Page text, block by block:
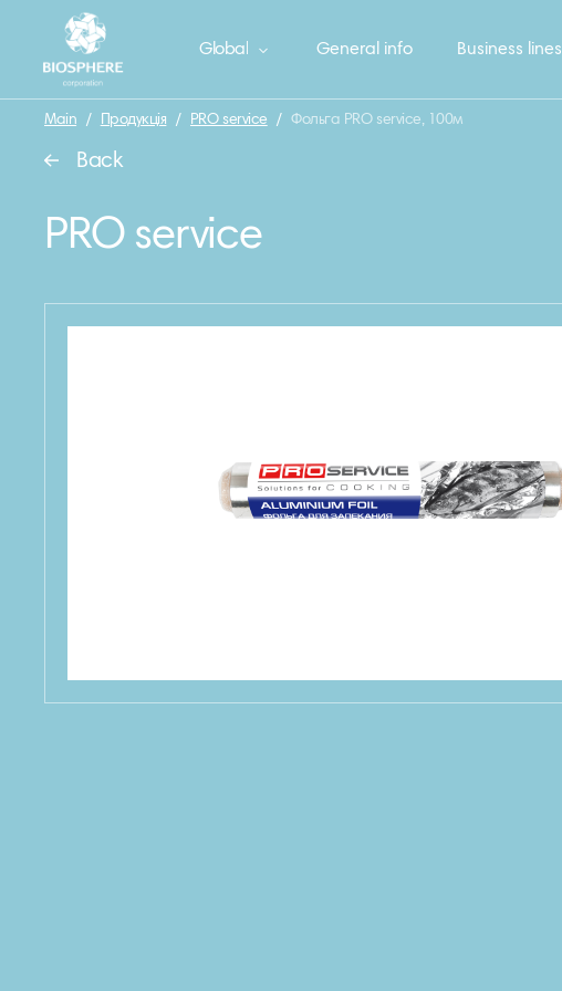
General info Business lines
Global
Main / Продукція / PRO service / Фольга PRO service, 100м
Back
PRO service